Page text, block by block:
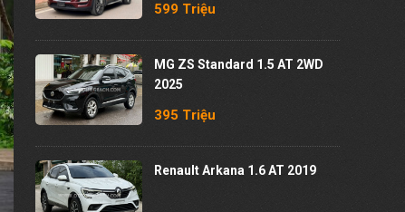
599 Triệu
MG ZS Standard 1.5 AT 2WD
2025
395 Triệu
Renault Arkana 1.6 AT 2019